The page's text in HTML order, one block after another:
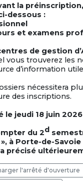
la
dessous :
et examens
de gestion
vous trouverez les
d’information
nécessitera
des inscriptions.
jeudi 18 juin 2026
du 2d
à Porte-de-
précisé
l'arrêté d'ouverture